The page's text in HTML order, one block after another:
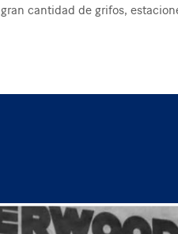
cantidad de grifos,